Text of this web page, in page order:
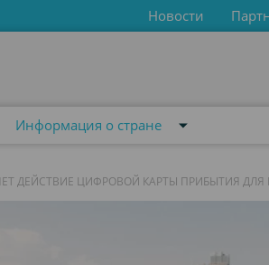
Новости
Информация о стране
ДЕЙСТВИЕ ЦИФРОВОЙ КАРТЫ ПРИБЫТИЯ